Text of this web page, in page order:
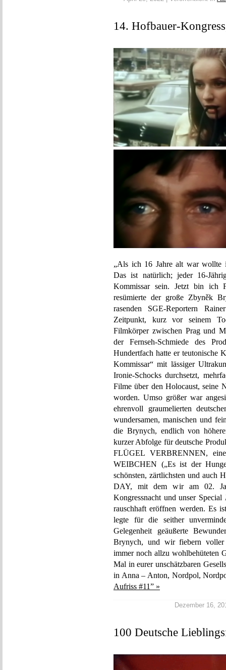
14. Hofbauer-
„Als ich 16 Jahre alt war wollte
Das ist natürlich; jeder 16-
Kommissar sein. Jetzt bin ich
resümierte der große Zbyněk
rasenden SGE-Reportern
Zeitpunkt, kurz vor seinem
Filmkörper zwischen Prag und
der Fernseh-Schmiede des
Hundertfach hatte er teutonische
Kommissar“ mit lässiger
Ironie-Schocks durchsetzt,
Filme über den Holocaust, seine
worden. Umso größer war
ehrenvoll graumelierten
wundersamen, manischen und
die Brynych, endlich von
kurzer Abfolge für deutsche
FLÜGEL VERBRENNEN,
WEIBCHEN („Es ist der
schönsten, zärtlichsten und auch
DAY, mit dem wir am 02.
Kongressnacht und unser Special
rauschhaft eröffnen werden. Es
legte für die seither
Gelegenheit geäußerte
Brynych, und wir fiebern voller
immer noch allzu wohlbehüteten
Mal in eurer unschätzbaren
in Anna – Anton, Nordpol,
Aufriss #11” »
Dezember 16,
100 Deutsche